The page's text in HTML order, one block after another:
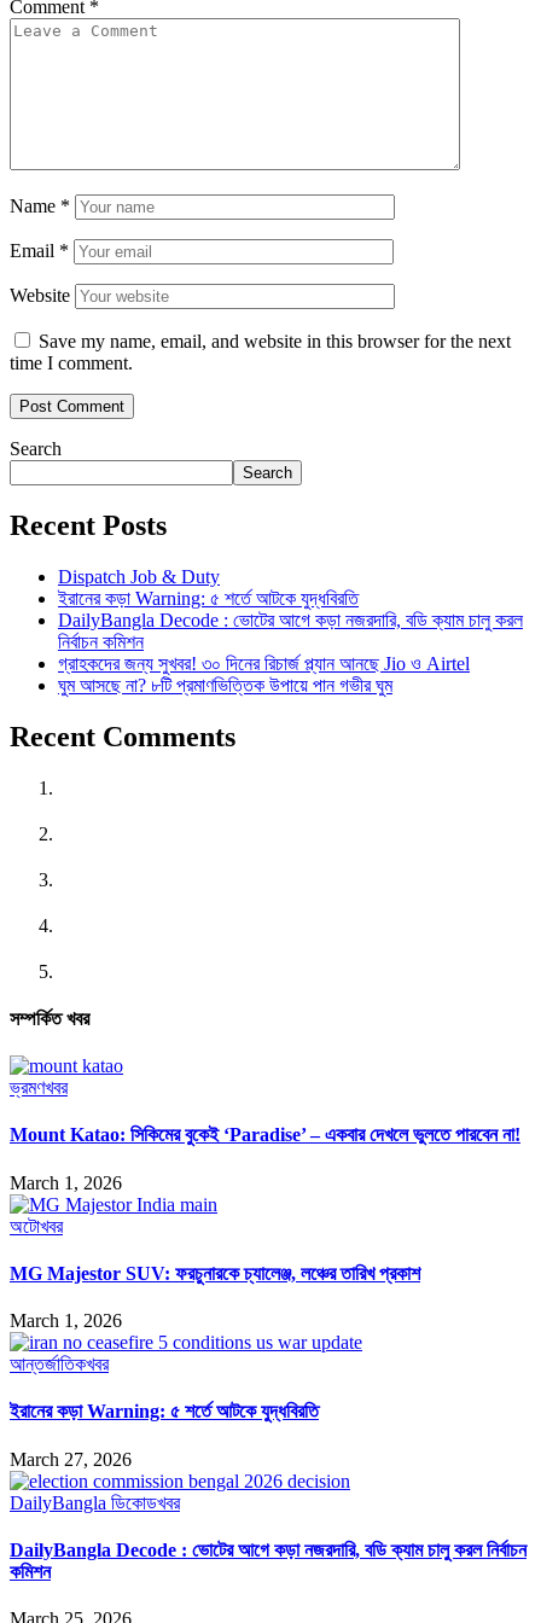
Comment *
Name *
Email *
Website
Save my name, email, and website in this browser for the next
time I comment.
Search
Search
Recent Posts
Dispatch Job & Duty
ইরানের কড়া Warning: ৫ শর্তে আটকে যুদ্ধবিরতি
DailyBangla Decode : ভোটের আগে কড়া নজরদারি, বডি ক্যাম চালু করল
নির্বাচন কমিশন
গ্রাহকদের জন্য সুখবর! ৩০ দিনের রিচার্জ প্ল্যান আনছে Jio ও Airtel
ঘুম আসছে না? ৮টি প্রমাণভিত্তিক উপায়ে পান গভীর ঘুম
Recent Comments
সম্পর্কিত খবর
ভ্রমণখবর
Mount Katao: সিকিমের বুকেই ‘Paradise’ – একবার দেখলে ভুলতে পারবেন না!
March 1, 2026
অটোখবর
MG Majestor SUV: ফরচুনারকে চ্যালেঞ্জ, লঞ্চের তারিখ প্রকাশ
March 1, 2026
আন্তর্জাতিকখবর
ইরানের কড়া Warning: ৫ শর্তে আটকে যুদ্ধবিরতি
March 27, 2026
DailyBangla ডিকোডখবর
DailyBangla Decode : ভোটের আগে কড়া নজরদারি, বডি ক্যাম চালু করল নির্বাচন
কমিশন